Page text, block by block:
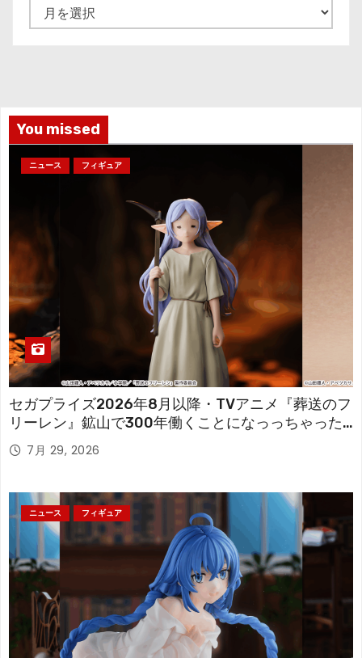
ー
You missed
ニュース フィギュア
セガプライズ2026年8月以降・TVアニメ『葬送のフ
リーレン』鉱山で300年働くことになっっちゃった
「フリーレン」を立体化！
7月 29, 2026
ニュース フィギュア